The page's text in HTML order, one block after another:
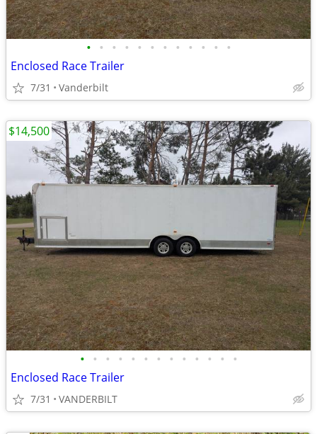
• • • • • • • • • • • •
Enclosed Race Trailer
7/31 Vanderbilt
• • • • • • • • • • • • •
Enclosed Race Trailer
7/31 VANDERBILT
$14,500